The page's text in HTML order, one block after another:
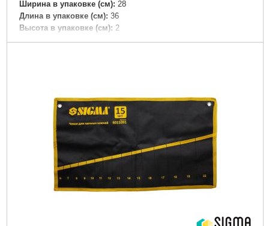
Ширина в упаковке (см): 28
Длина в упаковке (см): 36
Высота в упаковке (см): 2
Габариты упаковки: 299x160x50 мм